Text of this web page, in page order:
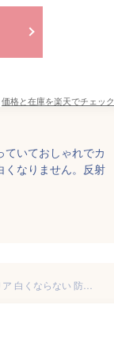
価格と在庫を楽天でチェック
いておしゃれでカ
くなりません。反射